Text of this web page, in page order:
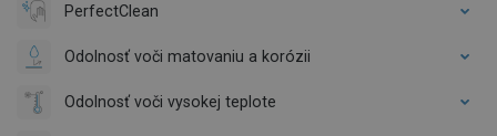
PerfectClean
Odolnosť voči matovaniu a korózii
Odolnosť voči vysokej teplote